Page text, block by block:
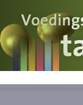
Voedingswaarde
Wat is wat?